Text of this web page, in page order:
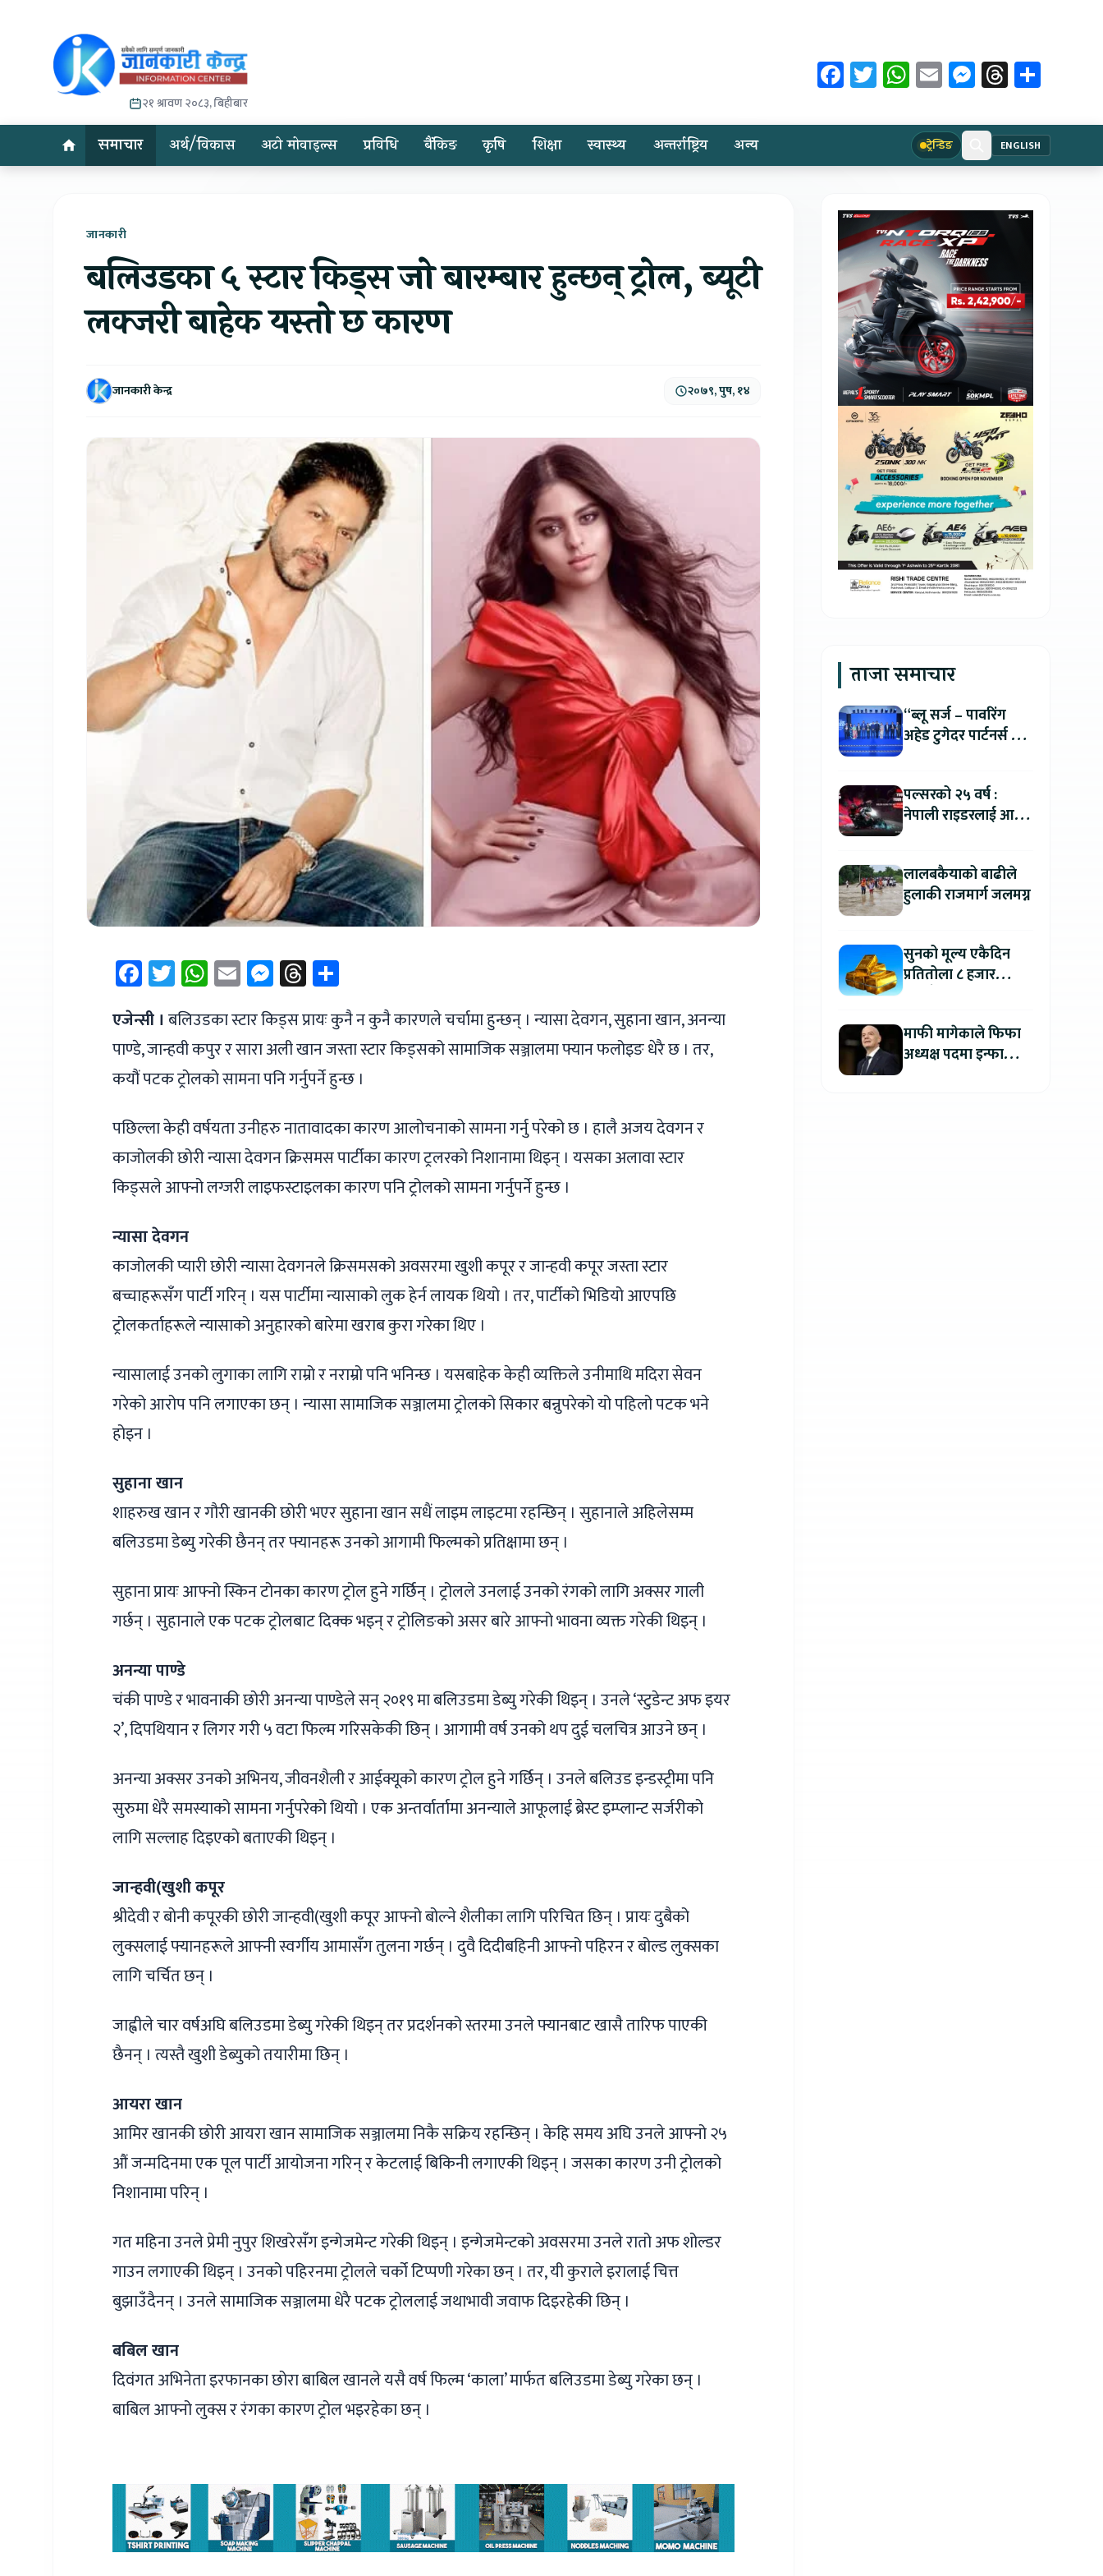
२१ श्रावण २०८३, बिहीबार
Facebook
Twitter
WhatsApp
EmailMessenger
Threads
समाचार अर्थ/विकास अटो मोवाइल्स प्रविधि बैंकिङ कृषि शिक्षा स्वास्थ्य अन्तर्राष्ट्रिय अन्य ट्रेन्डिङ ENGLISH
जानकारी
बलिउडका ५ स्टार किड्स जो बारम्बार हुन्छन् ट्रोल, ब्यूटी
लक्जरी बाहेक यस्तो छ कारण
जानकारी केन्द्र २०७९, पुष, १४
Facebook
Twitter
WhatsApp
EmailMessenger
Threads
एजेन्सी । बलिउडका स्टार किड्स प्रायः कुनै न कुनै कारणले चर्चामा हुन्छन् । न्यासा देवगन, सुहाना खान, अनन्या
पाण्डे, जान्हवी कपुर र सारा अली खान जस्ता स्टार किड्सको सामाजिक सञ्जालमा फ्यान फलोइङ धेरै छ । तर,
कयौं पटक ट्रोलको सामना पनि गर्नुपर्ने हुन्छ ।
पछिल्ला केही वर्षयता उनीहरु नातावादका कारण आलोचनाको सामना गर्नु परेको छ । हालै अजय देवगन र
काजोलकी छोरी न्यासा देवगन क्रिसमस पार्टीका कारण ट्रलरको निशानामा थिइन् । यसका अलावा स्टार
किड्सले आफ्नो लग्जरी लाइफस्टाइलका कारण पनि ट्रोलको सामना गर्नुपर्ने हुन्छ ।
न्यासा देवगन
काजोलकी प्यारी छोरी न्यासा देवगनले क्रिसमसको अवसरमा खुशी कपूर र जान्हवी कपूर जस्ता स्टार
बच्चाहरूसँग पार्टी गरिन् । यस पार्टीमा न्यासाको लुक हेर्न लायक थियो । तर, पार्टीको भिडियो आएपछि
ट्रोलकर्ताहरूले न्यासाको अनुहारको बारेमा खराब कुरा गरेका थिए ।
न्यासालाई उनको लुगाका लागि राम्रो र नराम्रो पनि भनिन्छ । यसबाहेक केही व्यक्तिले उनीमाथि मदिरा सेवन
गरेको आरोप पनि लगाएका छन् । न्यासा सामाजिक सञ्जालमा ट्रोलको सिकार बन्नुपरेको यो पहिलो पटक भने
होइन ।
सुहाना खान
शाहरुख खान र गौरी खानकी छोरी भएर सुहाना खान सधैं लाइम लाइटमा रहन्छिन् । सुहानाले अहिलेसम्म
बलिउडमा डेब्यु गरेकी छैनन् तर फ्यानहरू उनको आगामी फिल्मको प्रतिक्षामा छन् ।
सुहाना प्रायः आफ्नो स्किन टोनका कारण ट्रोल हुने गर्छिन् । ट्रोलले उनलाई उनको रंगको लागि अक्सर गाली
गर्छन् । सुहानाले एक पटक ट्रोलबाट दिक्क भइन् र ट्रोलिङको असर बारे आफ्नो भावना व्यक्त गरेकी थिइन् ।
अनन्या पाण्डे
चंकी पाण्डे र भावनाकी छोरी अनन्या पाण्डेले सन् २०१९ मा बलिउडमा डेब्यु गरेकी थिइन् । उनले ‘स्टुडेन्ट अफ इयर
२’, दिपथियान र लिगर गरी ५ वटा फिल्म गरिसकेकी छिन् । आगामी वर्ष उनको थप दुई चलचित्र आउने छन् ।
अनन्या अक्सर उनको अभिनय, जीवनशैली र आईक्यूको कारण ट्रोल हुने गर्छिन् । उनले बलिउड इन्डस्ट्रीमा पनि
सुरुमा धेरै समस्याको सामना गर्नुपरेको थियो । एक अन्तर्वार्तामा अनन्याले आफूलाई ब्रेस्ट इम्प्लान्ट सर्जरीको
लागि सल्लाह दिइएको बताएकी थिइन् ।
जान्हवी(खुशी कपूर
श्रीदेवी र बोनी कपूरकी छोरी जान्हवी(खुशी कपूर आफ्नो बोल्ने शैलीका लागि परिचित छिन् । प्रायः दुबैको
लुक्सलाई फ्यानहरूले आफ्नी स्वर्गीय आमासँग तुलना गर्छन् । दुवै दिदीबहिनी आफ्नो पहिरन र बोल्ड लुक्सका
लागि चर्चित छन् ।
जाह्वीले चार वर्षअघि बलिउडमा डेब्यु गरेकी थिइन् तर प्रदर्शनको स्तरमा उनले फ्यानबाट खासै तारिफ पाएकी
छैनन् । त्यस्तै खुशी डेब्युको तयारीमा छिन् ।
आयरा खान
आमिर खानकी छोरी आयरा खान सामाजिक सञ्जालमा निकै सक्रिय रहन्छिन् । केहि समय अघि उनले आफ्नो २५
औं जन्मदिनमा एक पूल पार्टी आयोजना गरिन् र केटलाई बिकिनी लगाएकी थिइन् । जसका कारण उनी ट्रोलको
निशानामा परिन् ।
गत महिना उनले प्रेमी नुपुर शिखरेसँग इन्गेजमेन्ट गरेकी थिइन् । इन्गेजमेन्टको अवसरमा उनले रातो अफ शोल्डर
गाउन लगाएकी थिइन् । उनको पहिरनमा ट्रोलले चर्को टिप्पणी गरेका छन् । तर, यी कुराले इरालाई चित्त
बुझाउँदैनन् । उनले सामाजिक सञ्जालमा धेरै पटक ट्रोललाई जथाभावी जवाफ दिइरहेकी छिन् ।
बबिल खान
दिवंगत अभिनेता इरफानका छोरा बाबिल खानले यसै वर्ष फिल्म ‘काला’ मार्फत बलिउडमा डेब्यु गरेका छन् ।
बाबिल आफ्नो लुक्स र रंगका कारण ट्रोल भइरहेका छन् ।
ताजा समाचार
“ब्लू सर्ज – पावरिंग
अहेड टुगेदर पार्टनर्स मीट
यामाहाको घोषणा
पल्सरको २५ वर्ष :
नेपाली राइडरलाई आफ्नै
सुनौलो अवसर
लालबकैयाको बाढीले
हुलाकी राजमार्ग जलमग्न
सुनको मूल्य एकैदिन
प्रतितोला ८ हजार
माफी मागेकाले फिफा
अध्यक्ष पदमा इन्फान्टिनो